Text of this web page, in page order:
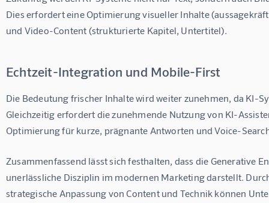
Dies erfordert eine Optimierung visueller Inhalte
und Video-Content (strukturierte Kapitel, Untertitel).
Echtzeit-Integration und Mobile-First
Die Bedeutung frischer Inhalte wird weiter zunehmen, da KI-
Gleichzeitig erfordert die zunehmende Nutzung von KI-
Optimierung für kurze, prägnante Antworten und Voice-
Zusammenfassend lässt sich festhalten, dass die Generative
unerlässliche Disziplin im modernen Marketing darstellt.
strategische Anpassung von Content und Technik können